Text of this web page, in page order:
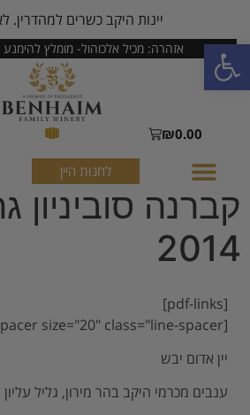
פתח סרגל נגישות
יינות היקב כשרים למהדרין.
אזהרה: מכיל אלכוהול- מומלץ
₪0.00
לחנות היין
קברנה סוביניון
2014
[pdf-links]
[su_spacer size="20" class="line-spacer"]
יין אדום יבש
ענבים מכרמי היקב בהר מירון, גליל עליון